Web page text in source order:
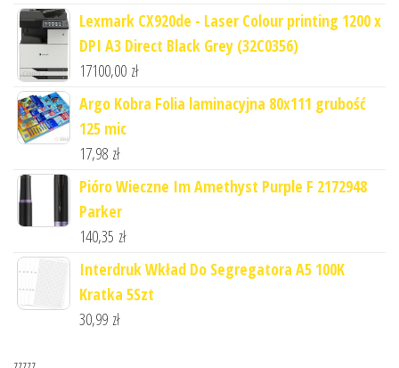
Lexmark CX920de - Laser Colour printing 1200 x
DPI A3 Direct Black Grey (32C0356)
17100,00 zł
Argo Kobra Folia laminacyjna 80x111 grubość
125 mic
17,98 zł
Pióro Wieczne Im Amethyst Purple F 2172948
Parker
140,35 zł
Interdruk Wkład Do Segregatora A5 100K
Kratka 5Szt
30,99 zł